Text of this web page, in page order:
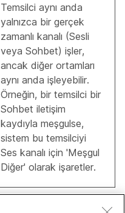
Temsilci aynı anda
yalnızca bir gerçek
zamanlı kanalı (Sesli
veya Sohbet) işler,
ancak diğer ortamları
aynı anda işleyebilir.
Örneğin, bir temsilci bir
Sohbet iletişim
kaydıyla meşgulse,
sistem bu temsilciyi
Ses kanalı için 'Meşgul
Diğer' olarak işaretler.